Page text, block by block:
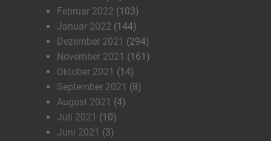
Februar 2022 (103)
Januar 2022 (144)
Dezember 2021 (294)
November 2021 (161)
Oktober 2021 (14)
September 2021 (8)
August 2021 (4)
Juli 2021 (10)
Juni 2021 (3)